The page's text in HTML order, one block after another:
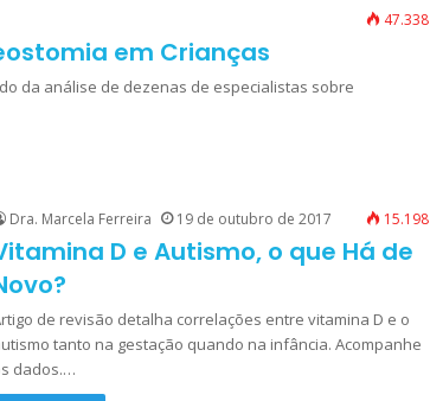
47.338
em Crianças
da análise de dezenas de especialistas sobre
Dra. Marcela Ferreira 19 de outubro de 2017 15.198
D e Autismo, o que Há de
de revisão detalha correlações entre vitamina D e o
tanto na gestação quando na infância. Acompanhe
dados.…